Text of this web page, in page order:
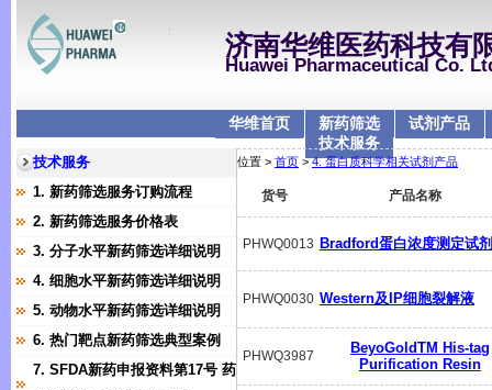
济南华维医药科技有
Huawei Pharmaceutical Co.
华维首页
新药筛选
技术服务
试剂产品
技术服务
1. 新药筛选服务订购流程
2. 新药筛选服务价格表
3. 分子水平新药筛选详细说明
4. 细胞水平新药筛选详细说明
5. 动物水平新药筛选详细说明
6. 热门靶点新药筛选典型案例
7. SFDA新药申报资料第17号 药
位置 > 首页 >4. 蛋白质科学相关试剂产品
货号 产品名称
PHWQ0013 Bradford蛋白浓度测定试
PHWQ0030 Western及IP细胞裂解液
PHWQ3987
BeyoGoldTM His-tag
Purification Resin